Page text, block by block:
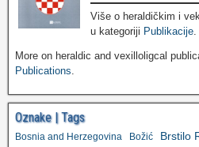
Više o heraldičkim i
u kategoriji Publikacije.
More on heraldic and vexilloligcal
Publications.
Oznake | Tags
Bosnia and Herzegovina Božić Brstilo